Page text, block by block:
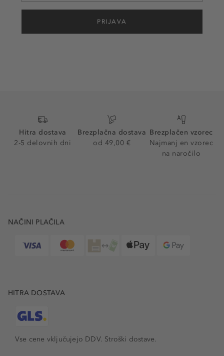
PRIJAVA
Hitra dostava
2-5 delovnih dni
Brezplačna dostava
od 49,00 €
Brezplačen vzorec
Najmanj en vzorec
na naročilo
NAČINI PLAČILA
HITRA DOSTAVA
Vse cene vključujejo DDV. Stroški dostave.